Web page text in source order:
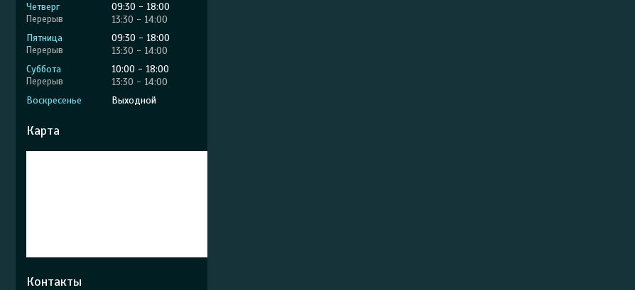
Четверг
09:30
18:00
13:30
14:00
Пятница
09:30
18:00
13:30
14:00
Суббота
10:00
18:00
13:30
14:00
Воскресенье
Выходной
Карта
Контакты